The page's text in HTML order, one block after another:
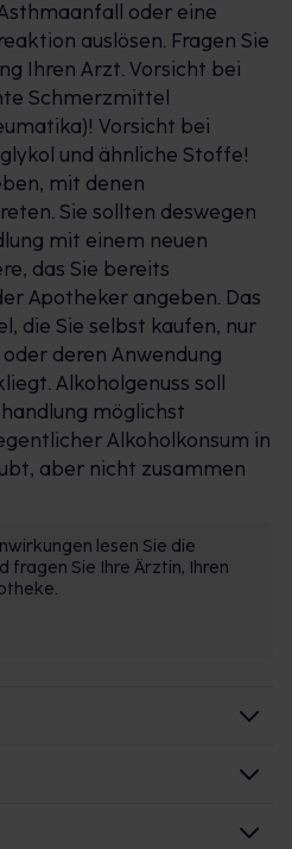
oder eine
auslösen. Fragen Sie
Ihren Arzt. Vorsicht bei
Schmerzmittel
Vorsicht bei
und ähnliche Stoffe!
mit denen
Sie sollten deswegen
mit einem neuen
das Sie bereits
Apotheker angeben. Das
die Sie selbst kaufen, nur
deren Anwendung
Alkoholgenuss soll
möglichst
Alkoholkonsum in
aber nicht zusammen
lesen Sie die
fragen Sie Ihre Ärztin, Ihren
als auch gegen